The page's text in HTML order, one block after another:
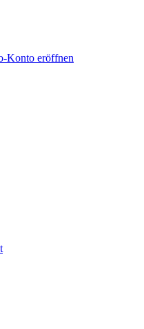
Konto eröffnen